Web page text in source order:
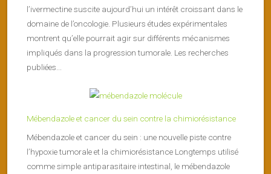
l’ivermectine suscite aujourd’hui un intérêt croissant dans le
domaine de l’oncologie. Plusieurs études expérimentales
montrent qu’elle pourrait agir sur différents mécanismes
impliqués dans la progression tumorale. Les recherches
publiées...
Mébendazole et cancer du sein contre la chimiorésistance
Mébendazole et cancer du sein : une nouvelle piste contre
l’hypoxie tumorale et la chimiorésistance Longtemps utilisé
comme simple antiparasitaire intestinal, le mébendazole